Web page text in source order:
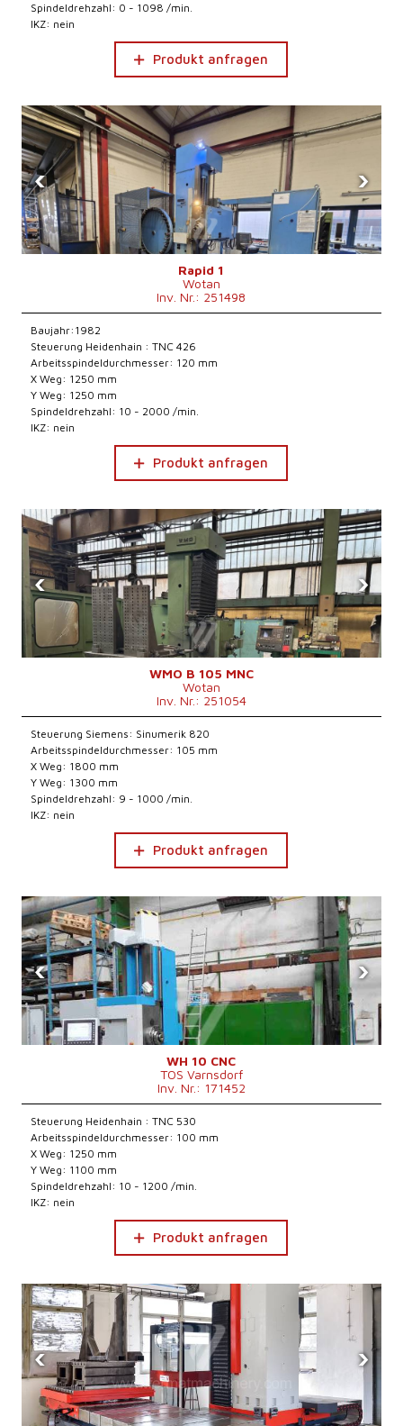
Spindeldrehzahl: 0 - 1098 /min.
IKZ: nein
Produkt anfragen
‹ ›
Rapid 1
Wotan
Inv. Nr.: 251498
Baujahr:1982
Steuerung Heidenhain : TNC 426
Arbeitsspindeldurchmesser: 120 mm
X Weg: 1250 mm
Y Weg: 1250 mm
Spindeldrehzahl: 10 - 2000 /min.
IKZ: nein
Produkt anfragen
‹ ›
WMO B 105 MNC
Wotan
Inv. Nr.: 251054
Steuerung Siemens: Sinumerik 820
Arbeitsspindeldurchmesser: 105 mm
X Weg: 1800 mm
Y Weg: 1300 mm
Spindeldrehzahl: 9 - 1000 /min.
IKZ: nein
Produkt anfragen
‹ ›
WH 10 CNC
TOS Varnsdorf
Inv. Nr.: 171452
Steuerung Heidenhain : TNC 530
Arbeitsspindeldurchmesser: 100 mm
X Weg: 1250 mm
Y Weg: 1100 mm
Spindeldrehzahl: 10 - 1200 /min.
IKZ: nein
Produkt anfragen
‹ ›